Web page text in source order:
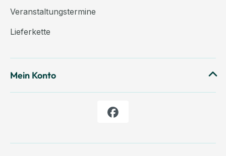
Veranstaltungstermine
Lieferkette
Mein Konto